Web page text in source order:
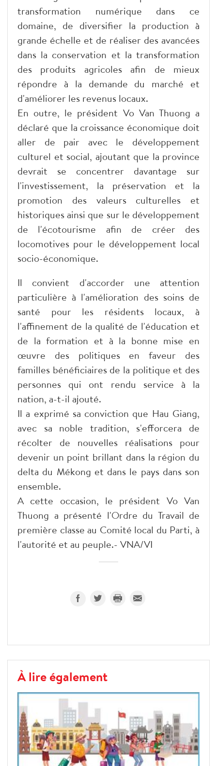
transformation numérique dans ce
domaine, de diversifier la production à
grande échelle et de réaliser des avancées
dans la conservation et la transformation
des produits agricoles afin de mieux
répondre à la demande du marché et
d'améliorer les revenus locaux.
En outre, le président Vo Van Thuong a
déclaré que la croissance économique doit
aller de pair avec le développement
culturel et social, ajoutant que la province
devrait se concentrer davantage sur
l'investissement, la préservation et la
promotion des valeurs culturelles et
historiques ainsi que sur le développement
de l'écotourisme afin de créer des
locomotives pour le développement local
socio-économique.
Il convient d'accorder une attention
particulière à l'amélioration des soins de
santé pour les résidents locaux, à
l'affinement de la qualité de l'éducation et
de la formation et à la bonne mise en
œuvre des politiques en faveur des
familles bénéficiaires de la politique et des
personnes qui ont rendu service à la
nation, a-t-il ajouté.
Il a exprimé sa conviction que Hau Giang,
avec sa noble tradition, s'efforcera de
récolter de nouvelles réalisations pour
devenir un point brillant dans la région du
delta du Mékong et dans le pays dans son
ensemble.
A cette occasion, le président Vo Van
Thuong a présenté l'Ordre du Travail de
première classe au Comité local du Parti, à
l'autorité et au peuple.- VNA/VI
À lire également